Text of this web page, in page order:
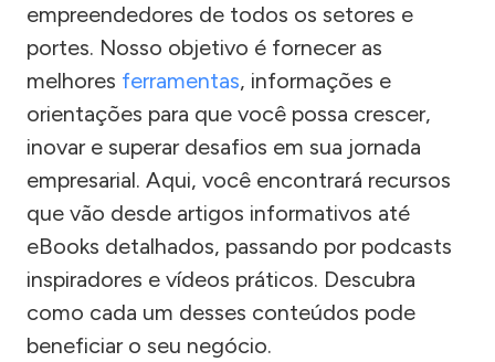
empreendedores de todos os setores e
portes. Nosso objetivo é fornecer as
melhores ferramentas, informações e
orientações para que você possa crescer,
inovar e superar desafios em sua jornada
empresarial. Aqui, você encontrará recursos
que vão desde artigos informativos até
eBooks detalhados, passando por podcasts
inspiradores e vídeos práticos. Descubra
como cada um desses conteúdos pode
beneficiar o seu negócio.